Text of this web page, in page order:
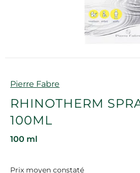
Marque
Pierre Fabre
RHINOTHERM
100ML
100 ml
Prix moyen constaté